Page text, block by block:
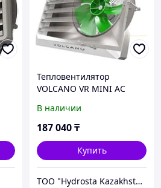
Тепловентилятор
VOLCANO VR MINI AC
В наличии
187 040₸
Купить
TOO "Hydrosta Kazakhstan"